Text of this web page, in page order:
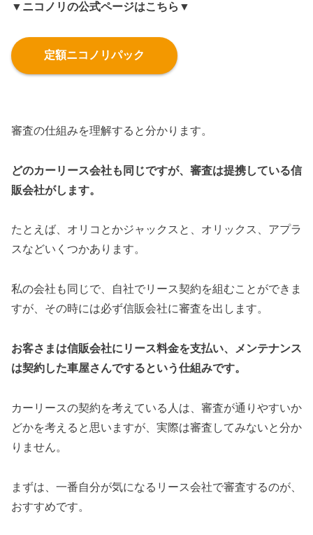
▼ニコノリの公式ページはこちら▼
定額ニコノリパック
審査の仕組みを理解すると分かります。
どのカーリース会社も同じですが、審査は提携している信
販会社がします。
たとえば、オリコとかジャックスと、オリックス、アプラ
スなどいくつかあります。
私の会社も同じで、自社でリース契約を組むことができま
すが、その時には必ず信販会社に審査を出します。
お客さまは信販会社にリース料金を支払い、メンテナンス
は契約した車屋さんでするという仕組みです。
カーリースの契約を考えている人は、審査が通りやすいか
どかを考えると思いますが、実際は審査してみないと分か
りません。
まずは、一番自分が気になるリース会社で審査するのが、
おすすめです。